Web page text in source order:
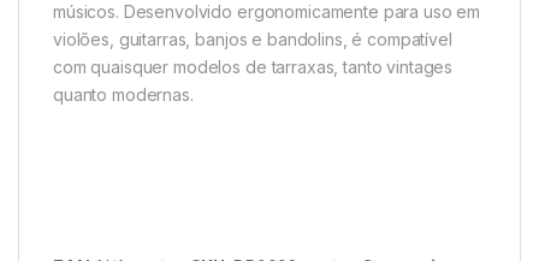
músicos. Desenvolvido ergonomicamente para uso em
violões, guitarras, banjos e bandolins, é compatível
com quaisquer modelos de tarraxas, tantovintages
quanto modernas.